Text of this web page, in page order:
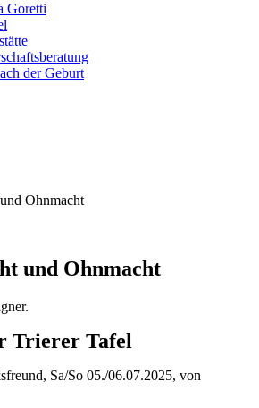
Goretti
der Geburt
Ohnmacht
und Ohnmacht
Trierer Tafel
Sa/So 05./06.07.2025, von